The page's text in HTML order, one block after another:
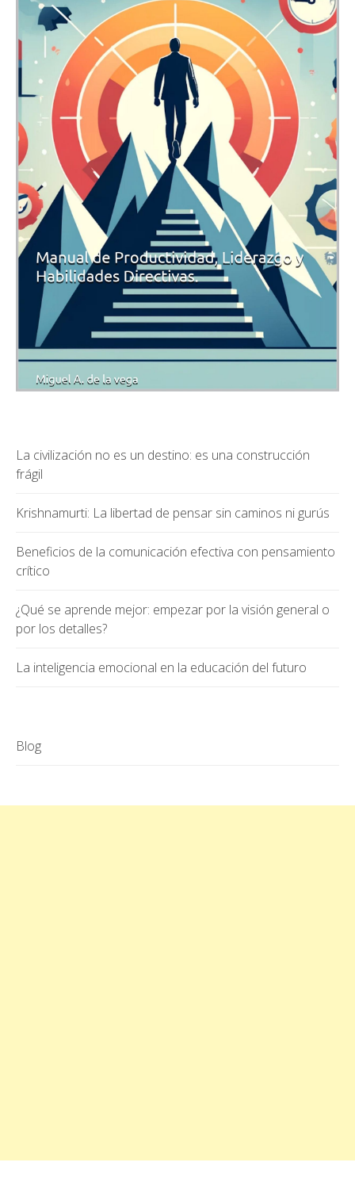
La civilización no es un destino: es una construcción
frágil
Krishnamurti: La libertad de pensar sin caminos ni gurús
Beneficios de la comunicación efectiva con pensamiento
crítico
¿Qué se aprende mejor: empezar por la visión general o
por los detalles?
La inteligencia emocional en la educación del futuro
Blog